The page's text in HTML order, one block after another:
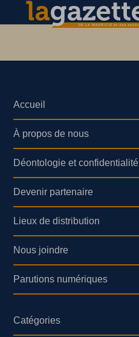
Accueil
À propos de nous
Déontologie et confidentialité
Devenir partenaire
Lieux de distribution
Nous joindre
Parutions numériques
Catégories